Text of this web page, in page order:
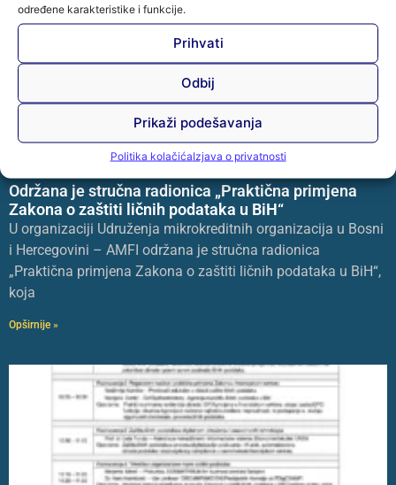
određene karakteristike i funkcije.
Prihvati
Odbij
Prikaži podešavanja
Politika kolačićaIzjava o privatnosti
Održana je stručna radionica „Praktična primjena
Zakona o zaštiti ličnih podataka u BiH“
U organizaciji Udruženja mikrokreditnih organizacija u Bosni
i Hercegovini – AMFI održana je stručna radionica
„Praktična primjena Zakona o zaštiti ličnih podataka u BiH“,
koja
Opširnije »